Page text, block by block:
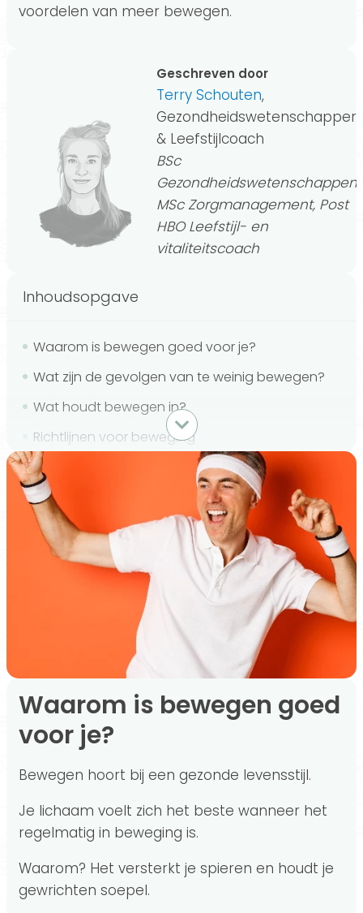
voordelen van meer bewegen.
Geschreven door
Terry Schouten,
Gezondheidswetenschapper
& Leefstijlcoach
BSc
Gezondheidswetenschappen,
MSc Zorgmanagement, Post
HBO Leefstijl- en
vitaliteitscoach
Inhoudsopgave
Waarom is bewegen goed voor je?
Wat zijn de gevolgen van te weinig bewegen?
Wat houdt bewegen in?
Richtlijnen voor beweging
5 tips die je helpen om meer te bewegen
Conclusie
Waarom is bewegen goed
voor je?
Bewegen hoort bij een gezonde levensstijl.
Je lichaam voelt zich het beste wanneer het
regelmatig in beweging is.
Waarom? Het versterkt je spieren en houdt je
gewrichten soepel.